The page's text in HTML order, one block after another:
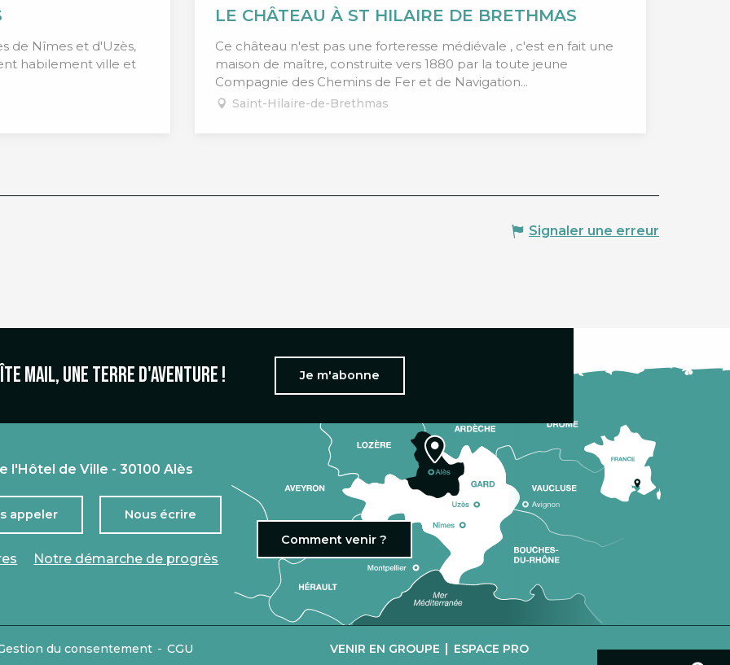
de Nîmes et d'Uzès,
habilement ville et
LE CHÂTEAU À ST HILAIRE DE BRETHMAS
Ce château n'est pas une forteresse médiévale , c'est en fait une
maison de maître, construite vers 1880 par la toute jeune
Compagnie des Chemins de Fer et de Navigation...
Saint-Hilaire-de-Brethmas
Signaler une erreur
mail, une terre d'aventure ! Je m'abonne
l'Hôtel de Ville - 30100 Alès
appeler Nous écrire
Notre démarche de progrès
Comment venir ?
du consentement - CGU VENIR EN GROUPE | ESPACE PRO